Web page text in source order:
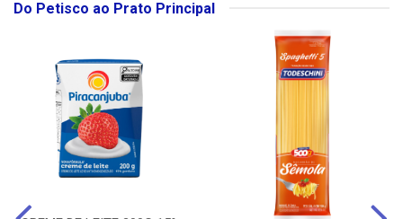
Do Petisco ao Prato Principal